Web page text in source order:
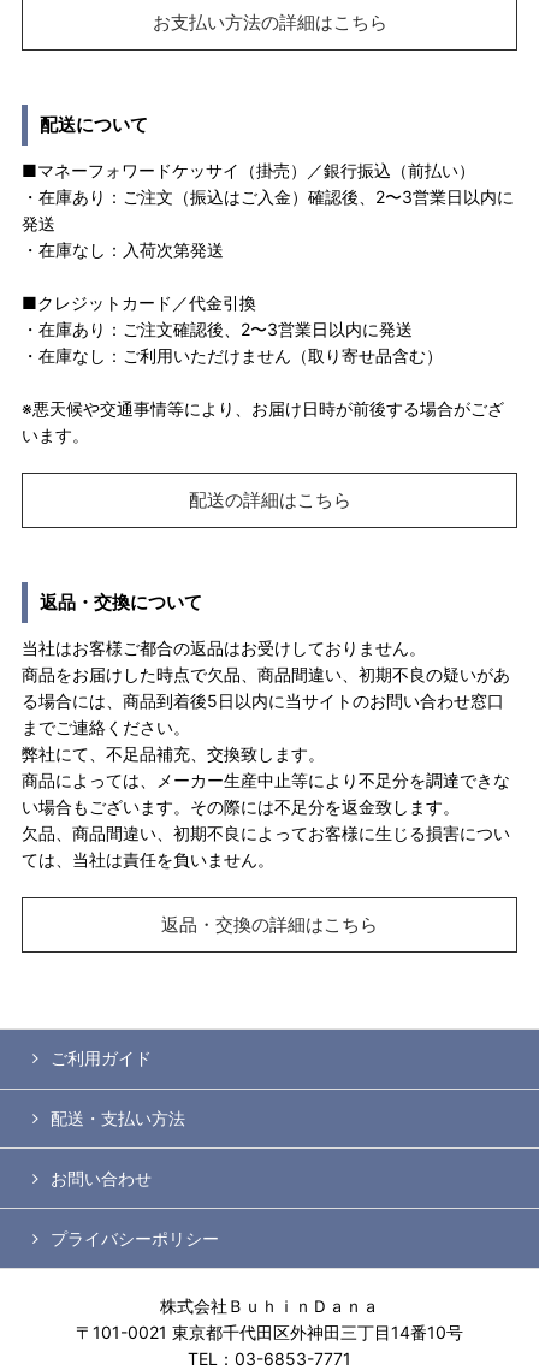
お支払い方法の詳細はこちら
配送について
■マネーフォワードケッサイ（掛売）／銀行振込（前払い）
・在庫あり：ご注文（振込はご入金）確認後、2〜3営業日以内に
発送
・在庫なし：入荷次第発送
■クレジットカード／代金引換
・在庫あり：ご注文確認後、2〜3営業日以内に発送
・在庫なし：ご利用いただけません（取り寄せ品含む）
※悪天候や交通事情等により、お届け日時が前後する場合がござ
います。
配送の詳細はこちら
返品・交換について
当社はお客様ご都合の返品はお受けしておりません。
商品をお届けした時点で欠品、商品間違い、初期不良の疑いがあ
る場合には、商品到着後5日以内に当サイトのお問い合わせ窓口
までご連絡ください。
弊社にて、不足品補充、交換致します。
商品によっては、メーカー生産中止等により不足分を調達できな
い場合もございます。その際には不足分を返金致します。
欠品、商品間違い、初期不良によってお客様に生じる損害につい
ては、当社は責任を負いません。
返品・交換の詳細はこちら
ご利用ガイド
配送・支払い方法
お問い合わせ
プライバシーポリシー
株式会社ＢｕｈｉｎＤａｎａ
〒101-0021 東京都千代田区外神田三丁目14番10号
TEL：03-6853-7771